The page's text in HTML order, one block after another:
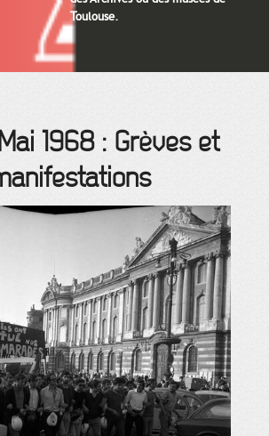
Toulouse.
1968 : Grèves et